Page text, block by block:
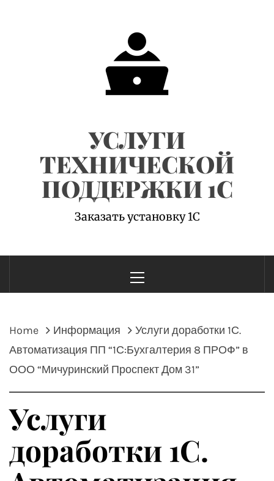
УСЛУГИ
ТЕХНИЧЕСКОЙ
ПОДДЕРЖКИ 1С
Заказать установку 1С
Menu
Home Информация
Услуги доработки 1С.
Автоматизация ПП “1С:Бухгалтерия 8 ПРОФ” в
ООО “Мичуринский Проспект Дом 31”
Услуги
доработки 1С.